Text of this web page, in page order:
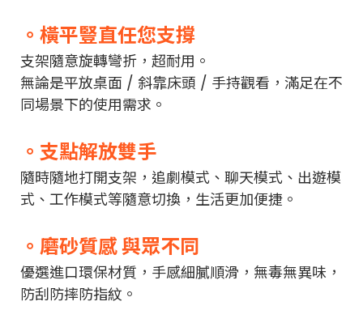
。橫平豎直任您支撐
支架隨意旋轉彎折，超耐用。
無論是平放桌面 / 斜靠床頭 / 手持觀看，滿足在不
同場景下的使用需求。
。支點解放雙手
隨時隨地打開支架，追劇模式、聊天模式、出遊模
式、工作模式等隨意切換，生活更加便捷。
。磨砂質感 與眾不同
優選進口環保材質，手感細膩順滑，無毒無異味，
防刮防摔防指紋 。